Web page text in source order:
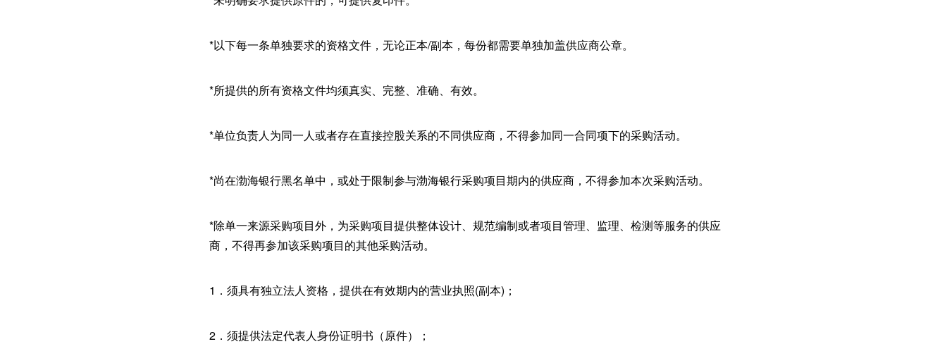
*以下每一条单独要求的资格文件，无论正本/副本，每份都需要单独加盖供应商公章。
*所提供的所有资格文件均须真实、完整、准确、有效。
*单位负责人为同一人或者存在直接控股关系的不同供应商，不得参加同一合同项下的采购活动。
*尚在渤海银行黑名单中，或处于限制参与渤海银行采购项目期内的供应商，不得参加本次采购活动。
*除单一来源采购项目外，为采购项目提供整体设计、规范编制或者项目管理、监理、检测等服务的供应
商，不得再参加该采购项目的其他采购活动。
1．须具有独立法人资格，提供在有效期内的营业执照(副本)；
2．须提供法定代表人身份证明书（原件）；